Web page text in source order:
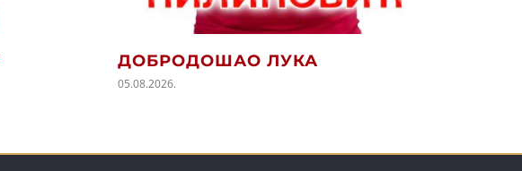
ДОБРОДОШАО ЛУКА
05.08.2026.